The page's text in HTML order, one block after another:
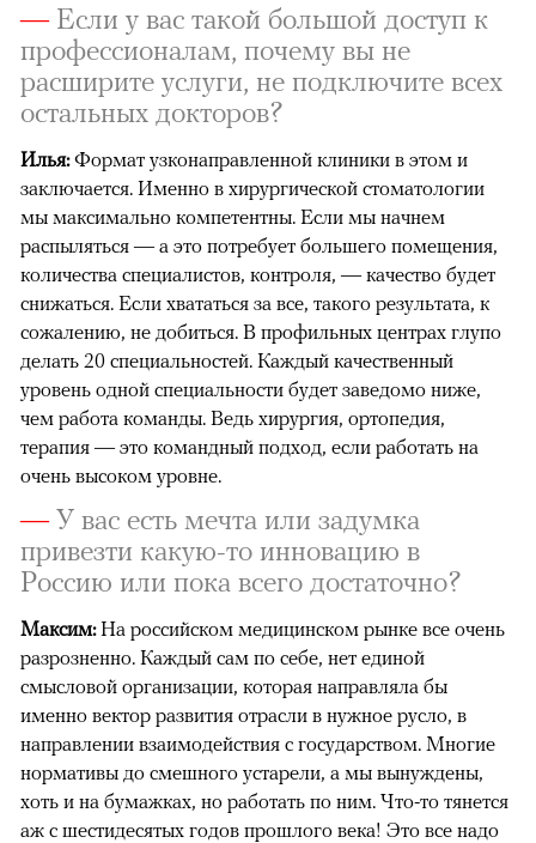
—Если у вас такой большой доступ к
профессионалам, почему вы не
расширите услуги, не подключите всех
остальных докторов?
Илья: Формат узконаправленной клиники в этом и
заключается. Именно в хирургической стоматологии
мы максимально компетентны. Если мы начнем
распыляться — а это потребует большего помещения,
количества специалистов, контроля, — качество будет
снижаться. Если хвататься за все, такого результата, к
сожалению, не добиться. В профильных центрах глупо
делать 20 специальностей. Каждый качественный
уровень одной специальности будет заведомо ниже,
чем работа команды. Ведь хирургия, ортопедия,
терапия — это командный подход, если работать на
очень высоком уровне.
—У вас есть мечта или задумка
привезти какую-то инновацию в
Россию или пока всего достаточно?
Максим: На российском медицинском рынке все очень
разрозненно. Каждый сам по себе, нет единой
смысловой организации, которая направляла бы
именно вектор развития отрасли в нужное русло, в
направлении взаимодействия с государством. Многие
нормативы до смешного устарели, а мы вынуждены,
хоть и на бумажках, но работать по ним. Что-то тянется
аж с шестидесятых годов прошлого века! Это все надо